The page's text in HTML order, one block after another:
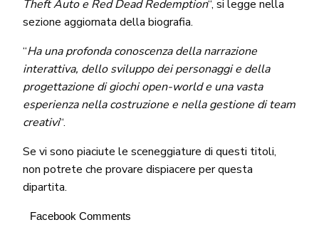
Theft Auto e Red Dead Redemption“, si legge nella
sezione aggiornata della biografia.
“Ha una profonda conoscenza della narrazione
interattiva, dello sviluppo dei personaggi e della
progettazione di giochi open-world e una vasta
esperienza nella costruzione e nella gestione di team
creativi“.
Se vi sono piaciute le sceneggiature di questi titoli,
non potrete che provare dispiacere per questa
dipartita.
Facebook Comments